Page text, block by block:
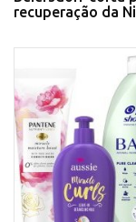
recuperação da